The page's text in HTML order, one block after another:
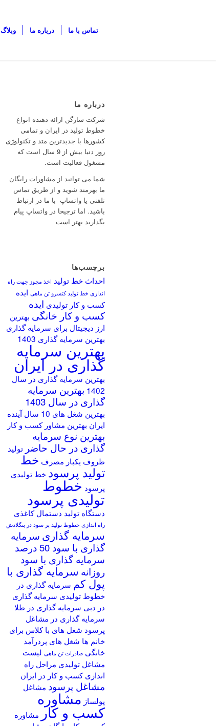
وبلاگ درباره ما تماس با ما
درباره ما
شرکت سارگن ارائه دهنده انواع
خطوط تولید در ایران و تمامی
کشورها با جدیدترین متد و تکنولوژی
روز دنیا بیش از 9 سال است که
مشغول فعالیت است.
شما می توانید از مشاورات رایگان
ما بهرمند شوید و از طریق تماس
تلفنی یا واتساپ با ما در ارتباط
باشید. اما ترجیحا در واتساپ پیام
بگذارید بهتر است
برچسب‌ها
احداث خط تولید اخذ مجوز جهت راه
اندازی خط تولید کنسرو تن ماهی ایده
کسب و کار تولیدی ایده
کسب و کار خانگی بهترین
ارز دیجیتال برای سرمایه گذاری
بهترین سرمایه گذاری 1403
بهترین سرمایه
گذاری در ایران
بهترین سرمایه گذاری در سال
1402 بهترین سرمایه
گذاری در سال 1403
بهترین شغل های 10 سال آینده
ایران بهترین مشاور کسب و کار
بهترین نوع سرمایه
گذاری در حال حاضر تولید
ظروف یکبار مصرف خط
تولید پرسود خط تولیدی
پرسود خطوط
تولیدی پرسود
دستگاه تولید دستمال کاغذی
راه اندازی خطوط تولید پر سود در بنگلادش
سرمایه گذاری سرمایه
گذاری با سود 50 درصد
سرمایه گذاری با سود
روزانه سرمایه گذاری با
پول کم سرمایه گذاری در
خطوط تولیدی سرمایه گذاری
در دبی سرمایه گذاری در طلا
سرمایه گذاری در مشاغل
پرسود شغل های با کلاس برای
خانم ها شغل های پردرآمد
خانگی صادرات تن ماهی لیست
مشاغل تولیدی مراحل راه
اندازی کسب و کار در ایران
مشاغل پرسود مشاغل
پولساز مشاوره
کسب و کار مشاوره